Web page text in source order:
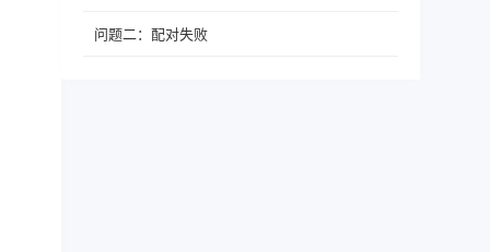
问题二：配对失败